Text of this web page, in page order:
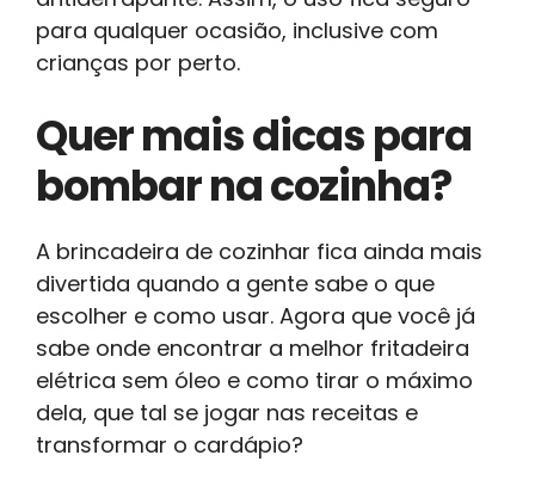
para qualquer ocasião, inclusive com
crianças por perto.
Quer mais dicas para
bombar na cozinha?
A brincadeira de cozinhar fica ainda mais
divertida quando a gente sabe o que
escolher e como usar. Agora que você já
sabe onde encontrar a melhor fritadeira
elétrica sem óleo e como tirar o máximo
dela, que tal se jogar nas receitas e
transformar o cardápio?